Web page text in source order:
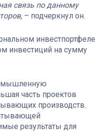
связь по данному
– подчеркнул он.
инвестпортфеле
инвестиций на сумму
часть проектов
производств.
результаты для